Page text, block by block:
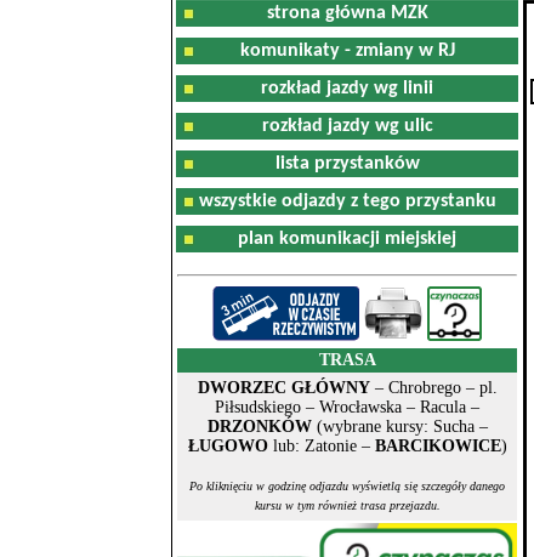
strona główna MZK
komunikaty - zmiany w RJ
rozkład jazdy wg linii
rozkład jazdy wg ulic
lista przystanków
wszystkie odjazdy z tego przystanku
plan komunikacji miejskiej
TRASA
DWORZEC GŁÓWNY– Chrobrego – pl.
Piłsudskiego – Wrocławska – Racula –
DRZONKÓW(wybrane kursy: Sucha –
ŁUGOWOlub: Zatonie – BARCIKOWICE)
Po kliknięciu w godzinę odjazdu wyświetlą się szczegóły danego
kursu w tym również trasa przejazdu.